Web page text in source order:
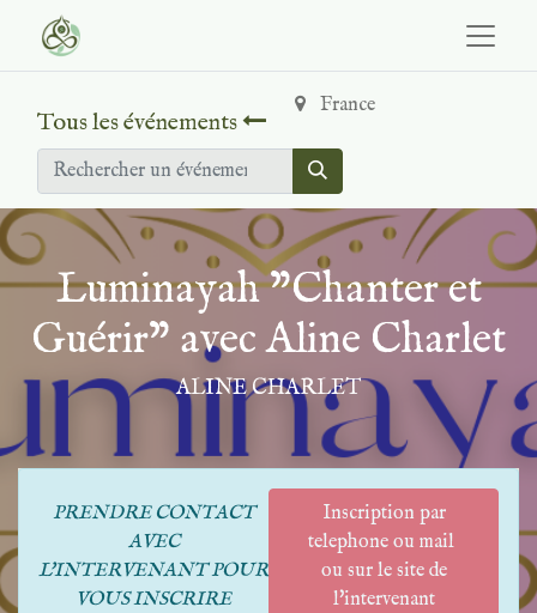
Tous les événements
France
Luminayah "Chanter et
Guérir" avec Aline Charlet
ALINE CHARLET
PRENDRE CONTACT
AVEC
L'INTERVENANT POUR
VOUS INSCRIRE
Inscription par
telephone ou mail
ou sur le site de
l'intervenant